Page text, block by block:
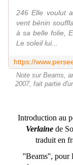
246 Elle voulut
vent bénin
à sa belle folie,
Le soleil lui...
Note sur Beams,
2007, fait partie
Introduction au
Verlainede
traduit en
''Beams'', pour